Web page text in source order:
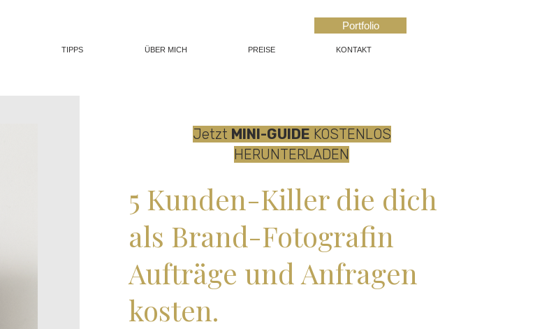
TIPPS ÜBER MICH PREISE KONTAKT
Portfolio
Jetzt MINI-GUIDE KOSTENLOS
HERUNTERLADEN
5 Kunden-Killer die dich
als Brand-Fotografin
Aufträge und Anfragen
kosten.